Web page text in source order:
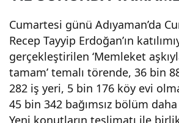
Cumartesi günü Adıyaman’da
Recep Tayyip Erdoğan’ın
gerçekleştirilen ‘Memleket
tamam’ temalı törende, 36 bin
282 iş yeri, 5 bin 176 köy evi
45 bin 342 bağımsız bölüm
Yeni konutların teslimatı ile